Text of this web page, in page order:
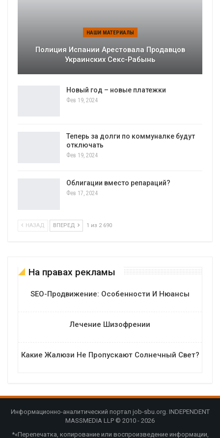
НАШИ МАТЕРИАЛЫ
Полиция Испании Арестовала Продавцов
Украинских Секс-Рабынь
Новый год – новые платежки
Фев 19, 2024
Теперь за долги по коммуналке будут
отключать
Фев 19, 2024
Облигации вместо репараций?
Фев 17, 2024
НАЗАД ВПЕРЕД 1 из 2 690
На правах рекламы
SEO-Продвижение: Особенности И Нюансы
Лечение Шизофрении
Какие Жалюзи Не Пропускают Солнечный Свет?
Информационно-аналитический портал job-sbu.org. INDEPENDENT
MASSMEDIA LLP © 2010 - 2026
*«Перепечатка, копирование или воспроизведение информации,